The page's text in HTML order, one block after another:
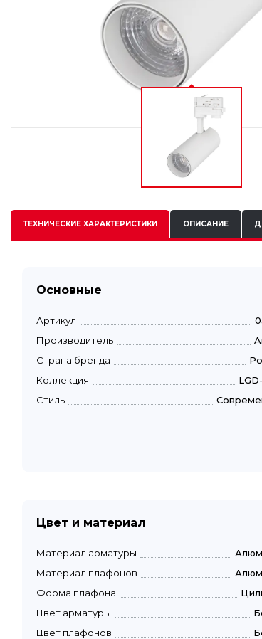
ТЕХНИЧЕСКИЕХАРАКТЕРИСТИКИ ОПИСАНИЕ
Основные
Артикул
Производитель
Страна бренда
Коллекция
Стиль
Цвет и материал
Материал арматуры
Материал плафонов
Форма плафона
Цвет арматуры
Цвет плафонов